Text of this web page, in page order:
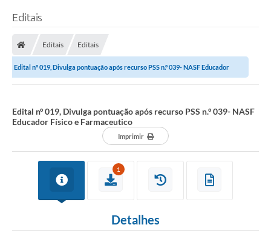
Editais
Editais Editais
Edital nº 019, Divulga pontuação após recurso PSS n.º 039- NASF Educador
Edital nº 019, Divulga pontuação após recurso PSS n.º 039- NASF
Educador Físico e Farmaceutico
Imprimir
1
Detalhes